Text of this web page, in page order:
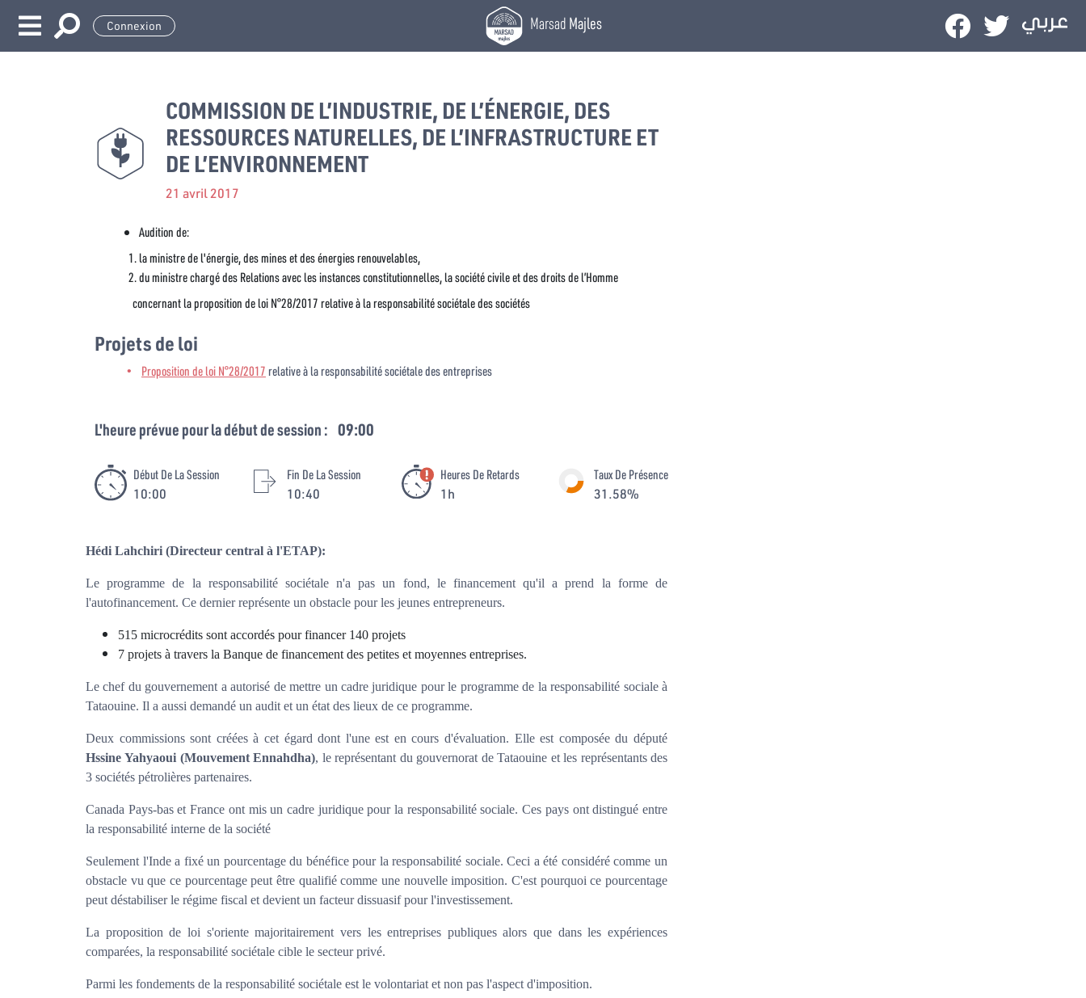
Connexion MarsadMajles
COMMISSION DE L’INDUSTRIE, DE L’ÉNERGIE, DES
RESSOURCES NATURELLES, DE L’INFRASTRUCTURE ET
DE L’ENVIRONNEMENT
21 avril 2017
Audition de:
la ministre de l'énergie, des mines et des énergies renouvelables,
du ministre chargé des Relations avec les instances constitutionnelles, la société civile et des droits de l’Homme
concernant la proposition de loi N°28/2017 relative à la responsabilité sociétale des sociétés
Projets de loi
Proposition de loi N°28/2017relative à la responsabilité sociétale des entreprises
L'heure prévue pour la début de session : 09:00
Début De La Session
10:00
Fin De La Session
10:40
Heures De Retards
1h
Taux De Présence
31.58%
Hédi Lahchiri (Directeur central à l'ETAP):
Le programme de la responsabilité sociétale n'a pas un fond, le financement qu'il a prend la forme de
l'autofinancement. Ce dernier représente un obstacle pour les jeunes entrepreneurs.
515 microcrédits sont accordés pour financer 140 projets
7 projets à travers la Banque de financement des petites et moyennes entreprises.
Le chef du gouvernement a autorisé de mettre un cadre juridique pour le programme de la responsabilité sociale à
Tataouine. Il a aussi demandé un audit et un état des lieux de ce programme.
Deux commissions sont créées à cet égard dont l'une est en cours d'évaluation. Elle est composée du député
Hssine Yahyaoui(Mouvement Ennahdha), le représentant du gouvernorat de Tataouine et les représentants des
3 sociétés pétrolières partenaires.
Canada Pays-bas et France ont mis un cadre juridique pour la responsabilité sociale. Ces pays ont distingué entre
la responsabilité interne de la société
Seulement l'Inde a fixé un pourcentage du bénéfice pour la responsabilité sociale. Ceci a été considéré comme un
obstacle vu que ce pourcentage peut être qualifié comme une nouvelle imposition. C'est pourquoi ce pourcentage
peut déstabiliser le régime fiscal et devient un facteur dissuasif pour l'investissement.
La proposition de loi s'oriente majoritairement vers les entreprises publiques alors que dans les expériences
comparées, la responsabilité sociétale cible le secteur privé.
Parmi les fondements de la responsabilité sociétale est le volontariat et non pas l'aspect d'imposition.